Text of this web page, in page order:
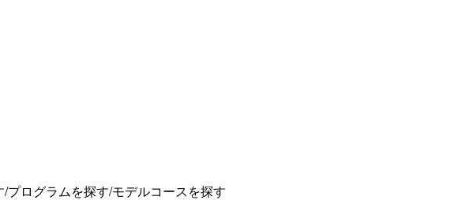
/プログラムを探す/モデルコースを探す